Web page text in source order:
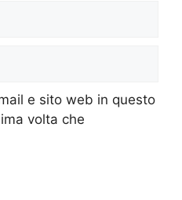
e sito web in questo
volta che